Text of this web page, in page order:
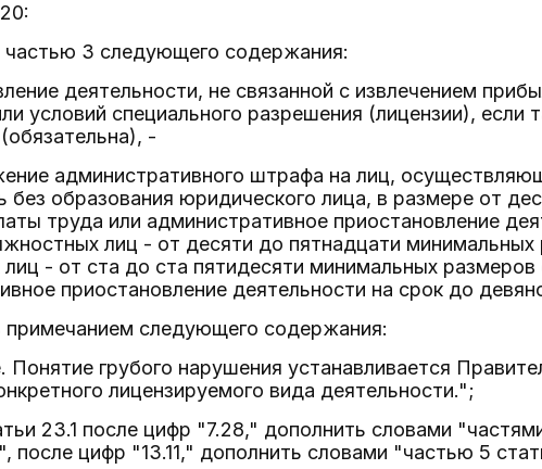
частью 3 следующего содержания:
деятельности, не связанной с извлечением
условий специального разрешения (лицензии), если
-
административного штрафа на лиц,
без образования юридического лица, в размере от
труда или административное приостановление
лиц - от десяти до пятнадцати
- от ста до ста пятидесяти минимальных размеров
приостановление деятельности на срок до
примечанием следующего содержания:
Понятие грубого нарушения устанавливается
лицензируемого вида деятельности.";
23.1 после цифр "7.28," дополнить словами
после цифр "13.11," дополнить словами "частью 5